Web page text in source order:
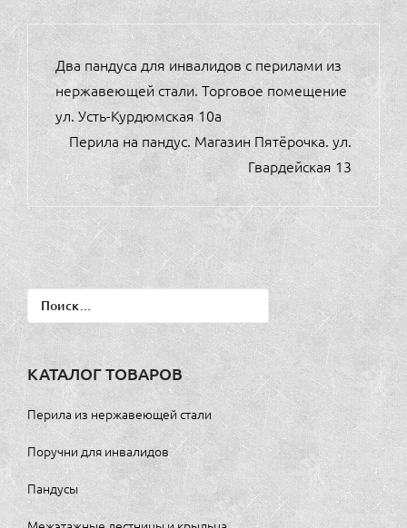
НАВИГАЦИЯ
ПО
ЗАПИСЯМ
Два пандуса для инвалидов с перилами из
нержавеющей стали. Торговое помещение
ул. Усть-Курдюмская 10а
Перила на пандус. Магазин Пятёрочка. ул.
Гвардейская 13
Найти:
КАТАЛОГ ТОВАРОВ
Перила из нержавеющей стали
Поручни для инвалидов
Пандусы